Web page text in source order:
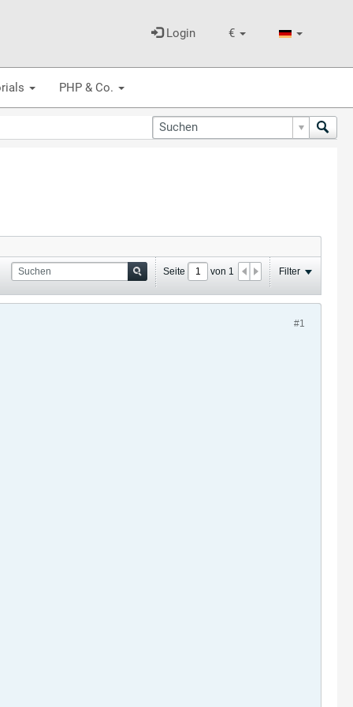
€
Login
PHP & Co.
Seite von 1 Filter
#1